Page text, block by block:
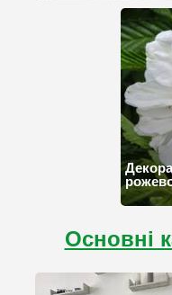
Основні